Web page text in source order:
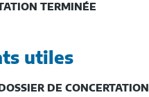
TERMINÉE
utiles
DE CONCERTATION